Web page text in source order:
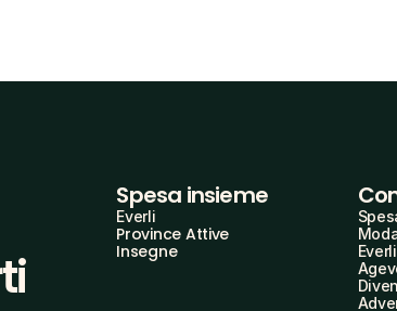
Spesa insieme
Everli
Province Attive
Insegne